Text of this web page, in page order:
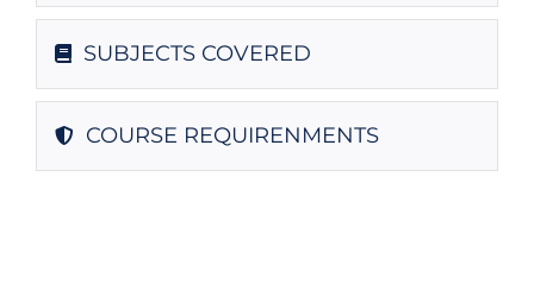
SUBJECTS COVERED
COURSE REQUIRENMENTS